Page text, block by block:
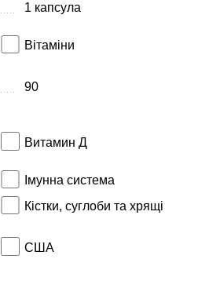
1 капсула
Вітаміни
90
Витамин Д
Імунна система
Кістки, суглоби та хрящі
США